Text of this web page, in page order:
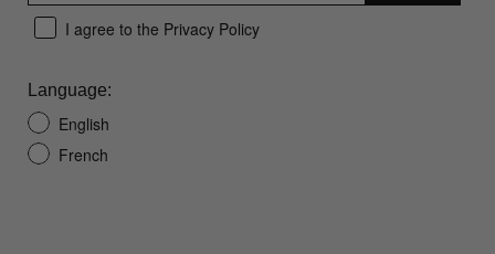
I agree to the Privacy Policy
Language:
English
French